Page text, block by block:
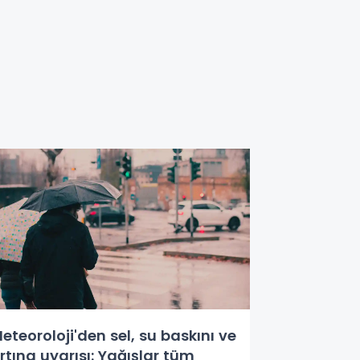
sel, su baskını ve
uyarısı: Yağışlar tüm